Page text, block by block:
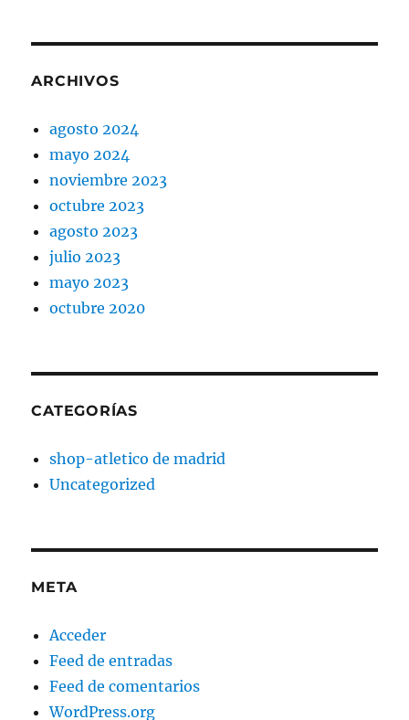
ARCHIVOS
agosto 2024
mayo 2024
noviembre 2023
octubre 2023
agosto 2023
julio 2023
mayo 2023
octubre 2020
CATEGORÍAS
shop-atletico de madrid
Uncategorized
META
Acceder
Feed de entradas
Feed de comentarios
WordPress.org